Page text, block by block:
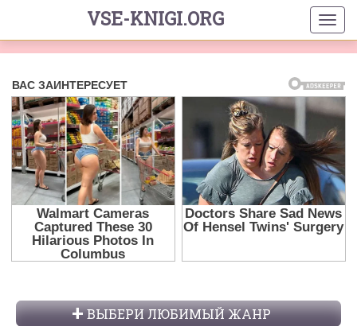
VSE-KNIGI.ORG
ВЫБЕРИ ЛЮБИМЫЙ ЖАНР